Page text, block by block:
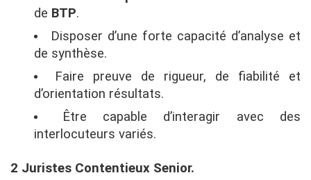
de BTP.
Disposer d’une forte capacité d’analyse et
de synthèse.
Faire preuve de rigueur, de fiabilité et
d’orientation résultats.
Être capable d’interagir avec des
interlocuteurs variés.
2 Juristes Contentieux Senior.